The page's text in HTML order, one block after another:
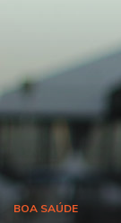
BOA SAÚDE